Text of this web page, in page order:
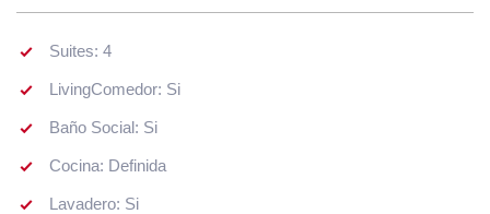
Suites: 4
LivingComedor: Si
Baño Social: Si
Cocina: Definida
Lavadero: Si